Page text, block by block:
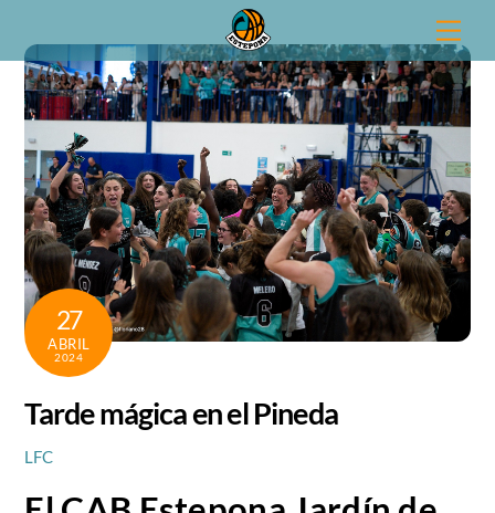
content
27
ABRIL
2024
Tarde mágica en el Pineda
LFC